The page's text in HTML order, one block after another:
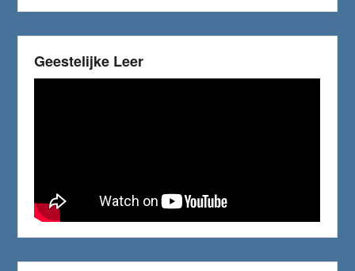
Geestelijke Leer